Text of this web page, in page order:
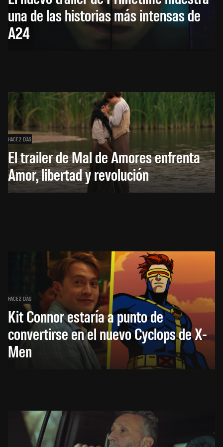
una de las historias más intensas de
A24
HACE 2 DÍAS
El trailer de Mal de Amores enfrenta
Amor, libertad y revolución
HACE 2 DÍAS
Kit Connor estaría a punto de
convertirse en el nuevo Cyclops de X-
Men